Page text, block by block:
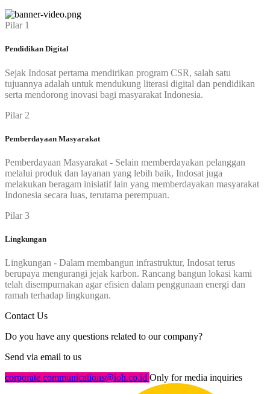
Pilar 1
Pendidikan Digital
Sejak Indosat pertama mendirikan program CSR, salah satu
tujuannya adalah untuk mendukung literasi digital dan pendidikan
serta mendorong inovasi bagi masyarakat Indonesia.
Pilar 2
Pemberdayaan Masyarakat
Pemberdayaan Masyarakat - Selain memberdayakan pelanggan
melalui produk dan layanan yang lebih baik, Indosat juga
melakukan beragam inisiatif lain yang memberdayakan masyarakat
Indonesia secara luas, terutama perempuan.
Pilar 3
Lingkungan
Lingkungan - Dalam membangun infrastruktur, Indosat terus
berupaya mengurangi jejak karbon. Rancang bangun lokasi kami
telah disempurnakan agar efisien dalam penggunaan energi dan
ramah terhadap lingkungan.
Contact Us
Do you have any questions related to our company?
Send via email to us
corporate.communications@ioh.co.id Only for media inquiries